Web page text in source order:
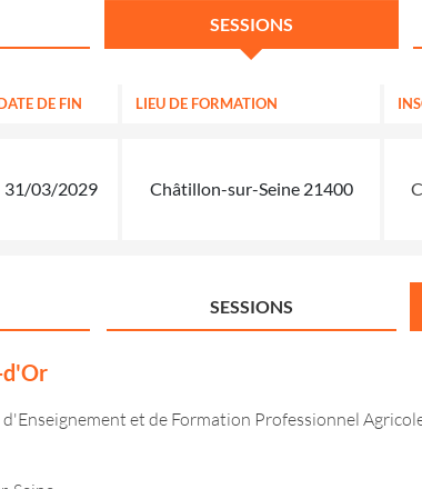
SESSIONS
DE FIN LIEU DE FORMATION
31/03/2029 Châtillon-sur-Seine 21400
SESSIONS
d'Or
et de Formation Professionnel